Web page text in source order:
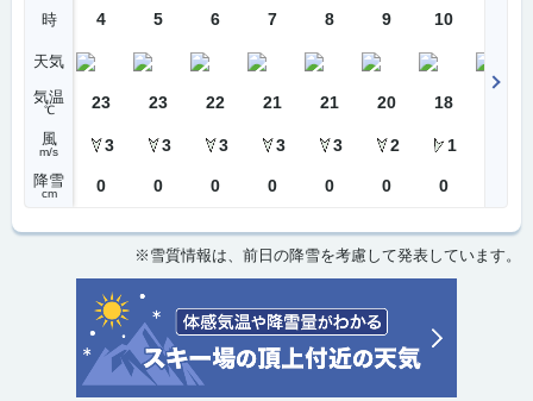
時
天気
気温
℃
風
m/s
降雪
cm
4
23
3
0
5
23
3
0
6
22
3
0
7
21
3
0
8
21
3
0
9
20
2
0
10
18
1
0
※雪質情報は、前日の降雪を考慮して発表しています。